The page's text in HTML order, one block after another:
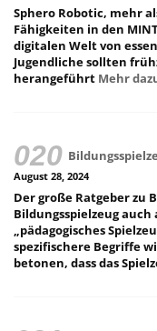
Sphero Robotic, mehr
Fähigkeiten in den
digitalen Welt von
Jugendliche sollten
herangeführt Mehr
August 28, 2024
Der große Ratgeber zu
Bildungsspielzeug
„pädagogisches
spezifischere Begriffe
betonen, dass das